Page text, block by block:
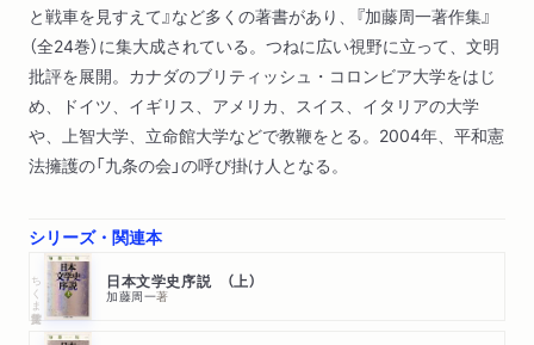
と戦車を見すえて』など多くの著書があり、『加藤周一著作集』
（全24巻）に集大成されている。つねに広い視野に立って、文明
批評を展開。カナダのブリティッシュ・コロンビア大学をはじ
め、ドイツ、イギリス、アメリカ、スイス、イタリアの大学
や、上智大学、立命館大学などで教鞭をとる。2004年、平和憲
法擁護の「九条の会」の呼び掛け人となる。
シリーズ・関連本
ちくま学芸文庫 日本文学史序説 （上）
加藤周一著